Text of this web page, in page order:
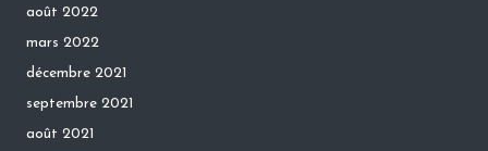
août 2022
mars 2022
décembre 2021
septembre 2021
août 2021